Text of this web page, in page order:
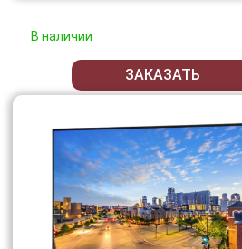
В наличии
ЗАКАЗАТЬ